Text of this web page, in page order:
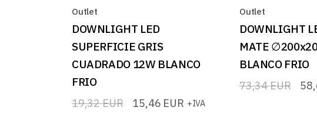
Outlet
DOWNLIGHT LED
SUPERFICIE GRIS
CUADRADO 12W BLANCO
FRIO
19,32EUR
El 15,46 EUR
El +IVA
Outlet
DOWNLIGHT
MATE
BLANCO FRIO
73,34EUR
El
El